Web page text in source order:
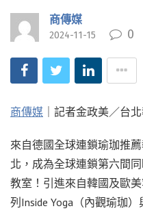
商傳媒
2024-11-15 0
商傳媒 ｜記者金政美／台
來自德國全球連鎖瑜珈推
北，成為全球連鎖第六間
教室！引進來自韓國及歐
列Inside Yoga（內觀瑜珈